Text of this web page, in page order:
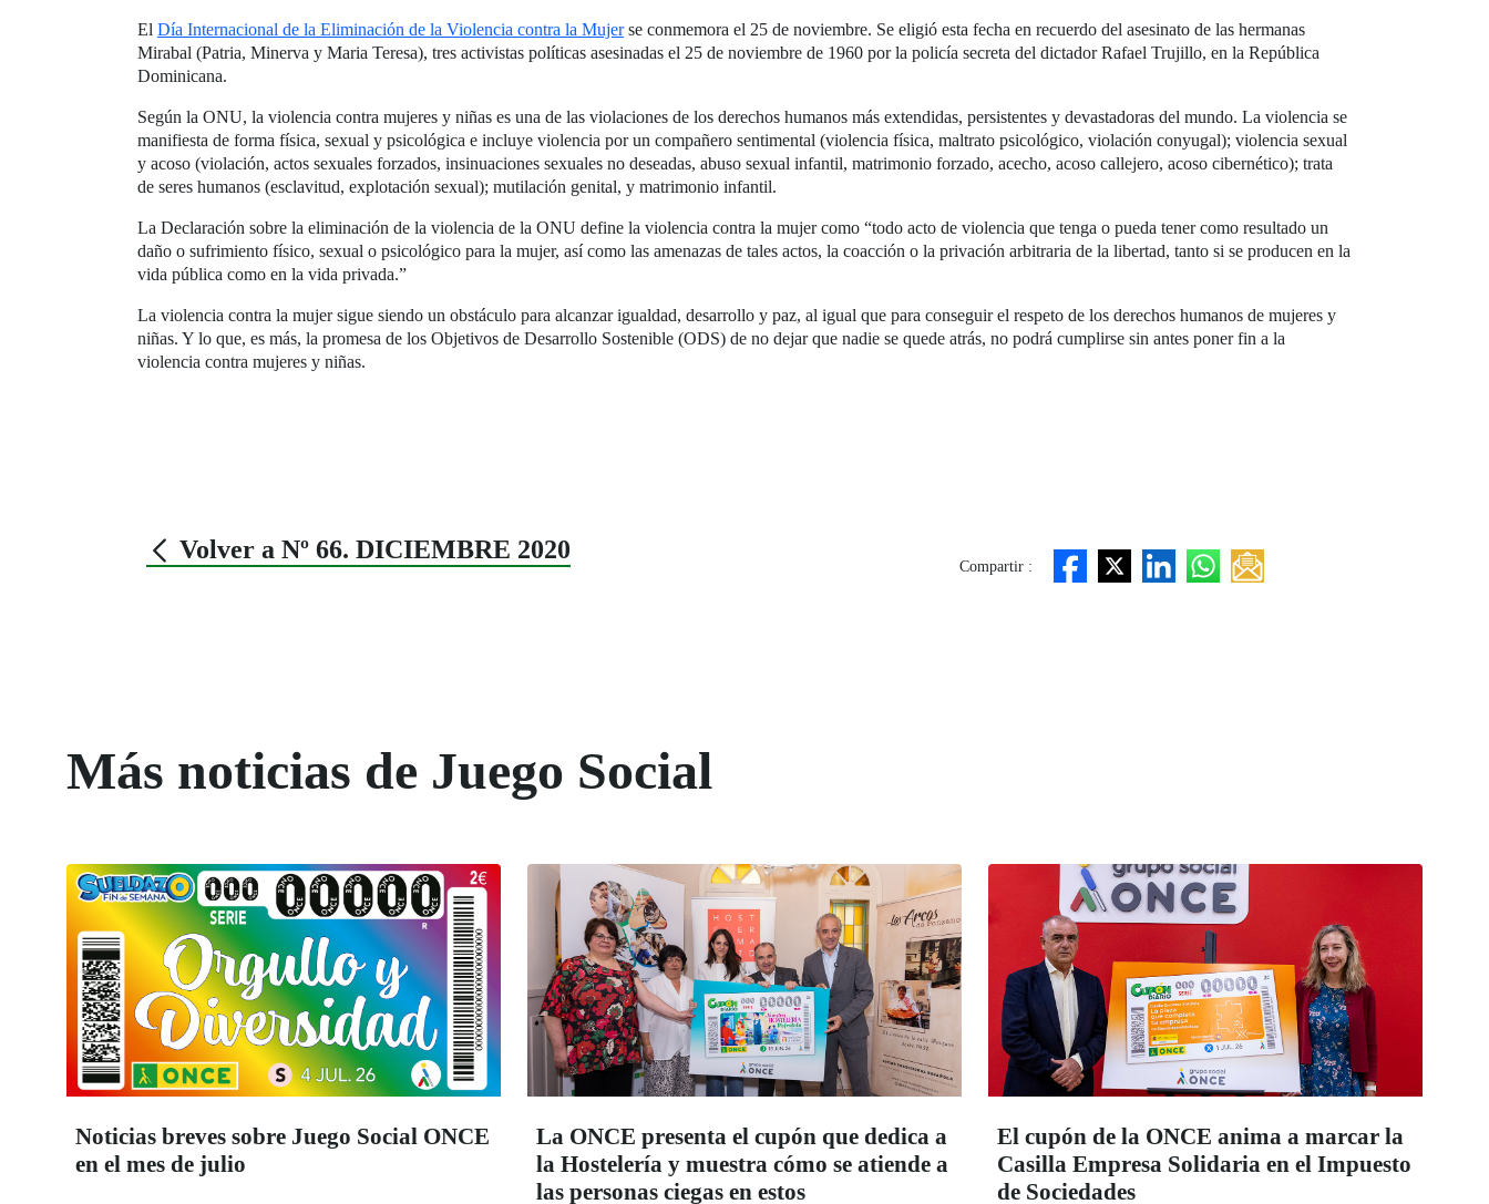
El Día Internacional de la Eliminación de la Violencia contra la Mujerse conmemora el 25 de noviembre. Se eligió esta fecha en recuerdo del asesinato de las hermanas
Mirabal (Patria, Minerva y Maria Teresa), tres activistas políticas asesinadas el 25 de noviembre de 1960 por la policía secreta del dictador Rafael Trujillo, en la República
Dominicana.
Según la ONU, la violencia contra mujeres y niñas es una de las violaciones de los derechos humanos más extendidas, persistentes y devastadoras del mundo. La violencia se
manifiesta de forma física, sexual y psicológica e incluye violencia por un compañero sentimental (violencia física, maltrato psicológico, violación conyugal); violencia sexual
y acoso (violación, actos sexuales forzados, insinuaciones sexuales no deseadas, abuso sexual infantil, matrimonio forzado, acecho, acoso callejero, acoso cibernético); trata
de seres humanos (esclavitud, explotación sexual); mutilación genital, y matrimonio infantil.
La Declaración sobre la eliminación de la violencia de la ONU define la violencia contra la mujer como “todo acto de violencia que tenga o pueda tener como resultado un
daño o sufrimiento físico, sexual o psicológico para la mujer, así como las amenazas de tales actos, la coacción o la privación arbitraria de la libertad, tanto si se producen en la
vida pública como en la vida privada.”
La violencia contra la mujer sigue siendo un obstáculo para alcanzar igualdad, desarrollo y paz, al igual que para conseguir el respeto de los derechos humanos de mujeres y
niñas. Y lo que, es más, la promesa de los Objetivos de Desarrollo Sostenible (ODS) de no dejar que nadie se quede atrás, no podrá cumplirse sin antes poner fin a la
violencia contra mujeres y niñas.
Volver a Nº 66. DICIEMBRE 2020
Compartir :
Más noticias de Juego Social
Noticias breves sobre Juego Social ONCE
en el mes de julio
La ONCE presenta el cupón que dedica a
la Hostelería y muestra cómo se atiende a
las personas ciegas en estos
El cupón de la ONCE anima a marcar la
Casilla Empresa Solidaria en el Impuesto
de Sociedades